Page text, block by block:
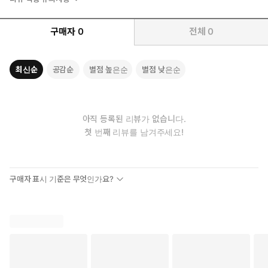
구매자 0 전체 0
최신순 공감순 별점 높은순 별점 낮은순
아직 등록된 리뷰가 없습니다.
첫 번째 리뷰를 남겨주세요!
구매자 표시 기준은 무엇인가요?